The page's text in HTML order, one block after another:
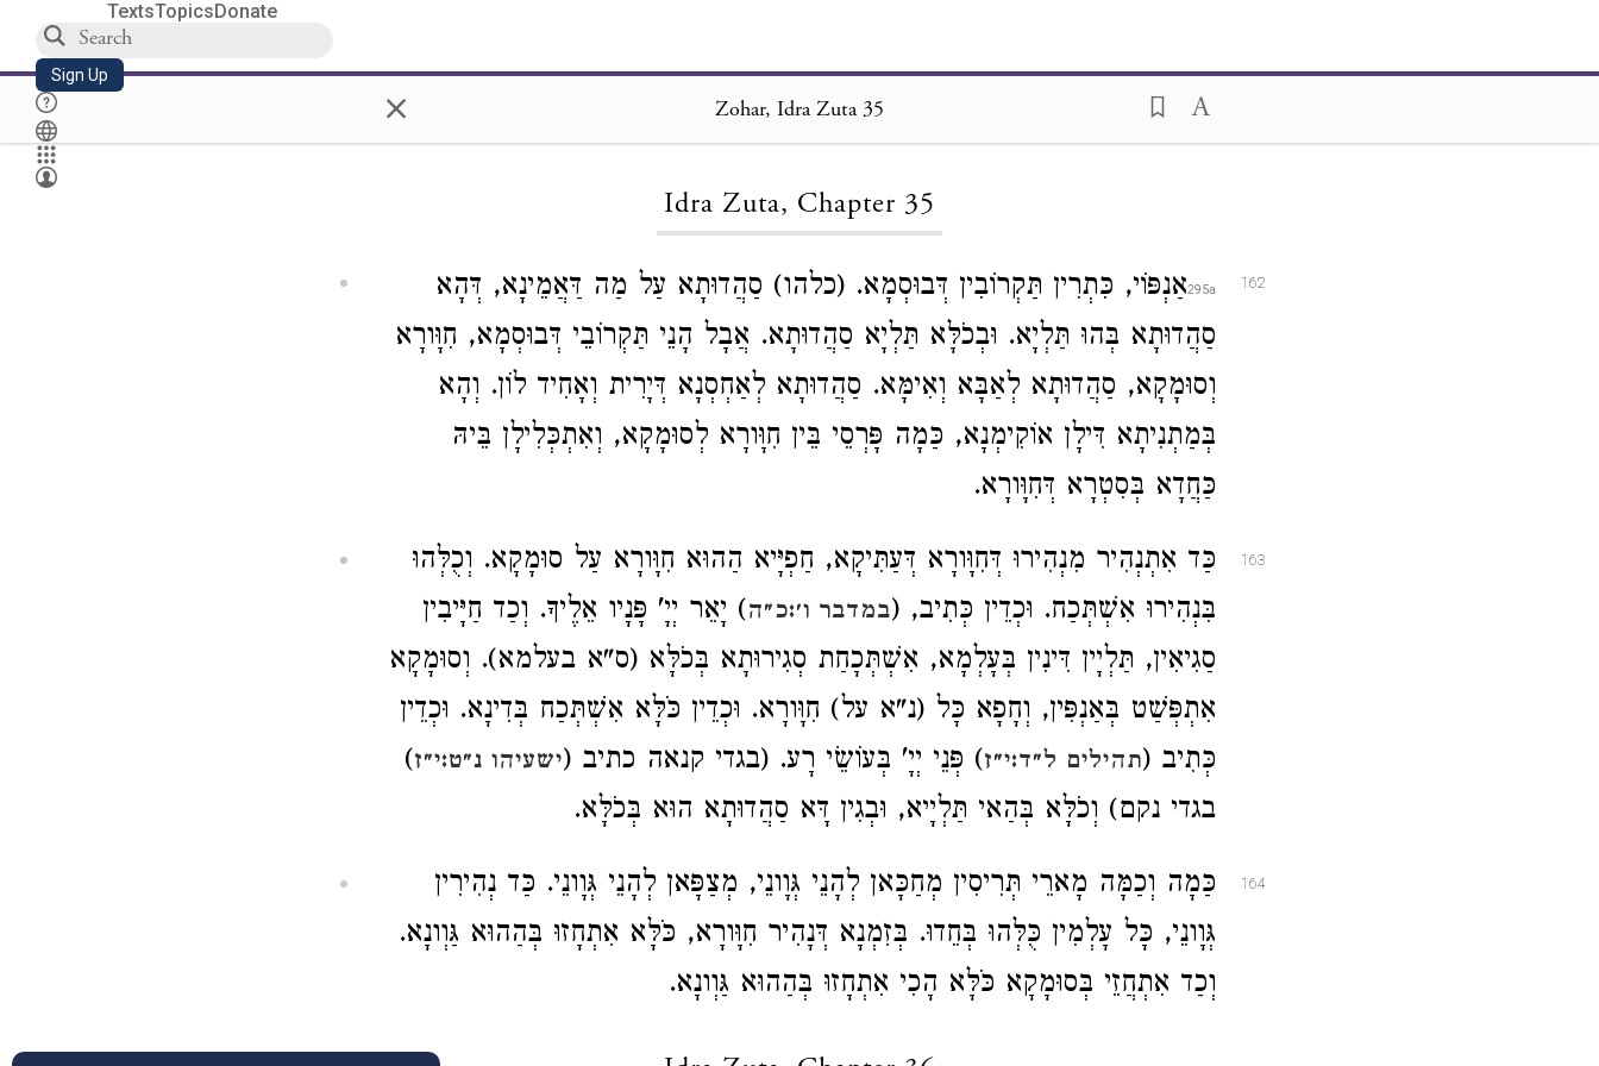
TextsTopicsDonate
Sign Up × Zohar, Idra Zuta 35
Idra Zuta, Chapter 35
162
אַנְפּוֹי, כִּתְרִין תַּקְרוֹבִין דְּבוּסְמָא. (כלהו) סַהֲדוּתָא עַל מַה דַּאֲמֵינָא, דְּהָא
סַהֲדוּתָא בְּהוּ תַּלְיָא. וּבְכֹלָּא תַּלְיָא סַהֲדוּתָא. אֲבָל הָנֵי תַּקְרוֹבֵי דְּבוּסְמָא, חִוָּורָא
וְסוּמָקָא, סַהֲדוּתָא לְאַבָּא וְאִימָּא. סַהֲדוּתָא לְאַחְסְנָא דְּיָרִית וְאָחִיד לוֹן. וְהָא
בְּמַתְנִיתָא דִּילָן אוֹקִימְנָא, כַּמָה פָּרְסֵי בֵּין חִוָּורָא לְסוּמָקָא, וְאִתְכְּלִילָן בֵּיהּ
כַּחֲדָא בְּסִטְרָא דְּחִוָּורָא.
163
כַּד אִתְנְהִיר מִנְהִירוּ דְּחִוָּורָא דְּעַתִּיקָא, חַפְיָּיא הַהוּא חִוָּורָא עַל סוּמָקָא. וְכֻלְּהוּ
בִּנְהִירוּ אִשְׁתְּכַח. וּכְדֵין כְּתִיב, (במדבר ו׳:כ״ה) יָאֵר יְיָ' פָּנָיו אֵלֶיךָ. וְכַד חַיָּיבִין
סַגִיאִין, תַּלְיָין דִּינִין בְּעָלְמָא, אִשְׁתְּכָחַת סְגִירוּתָא בְּכֹלָּא (ס"א בעלמא). וְסוּמָקָא
אִתְפְּשַׁט בְּאַנְפִּין, וְחָפָא כָּל (נ"א על) חִוָּורָא. וּכְדֵין כֹּלָּא אִשְׁתְּכַח בְּדִינָא. וּכְדֵין
כְּתִיב (תהילים ל״ד:י״ז) פְּנֵי יְיָ' בְּעוֹשֵׂי רָע. (בגדי קנאה כתיב (ישעיהו נ״ט:י״ז)
בגדי נקם) וְכֹלָּא בְּהַאי תַּלְיָיא, וּבְגִין דָּא סַהֲדוּתָא הוּא בְּכֹלָּא.
164
כַּמָה וְכַמָּה מָארֵי תְּרִיסִין מְחַכָּאן לְהָנֵי גְּוָונֵי, מְצַפָּאן לְהָנֵי גְּוָונֵי. כַּד נְהִירִין
גְּוָונֵי, כָּל עָלְמִין כֻּלְּהוּ בְּחֵדוּ. בְּזִמְנָא דְּנָהִיר חִוָּורָא, כֹּלָּא אִתְחָזוּ בְּהַהוּא גַּוְונָא.
וְכַד אִתְחֲזֵי בְּסוּמָקָא כֹּלָּא הָכִי אִתְחָזוּ בְּהַהוּא גַּוְונָא.